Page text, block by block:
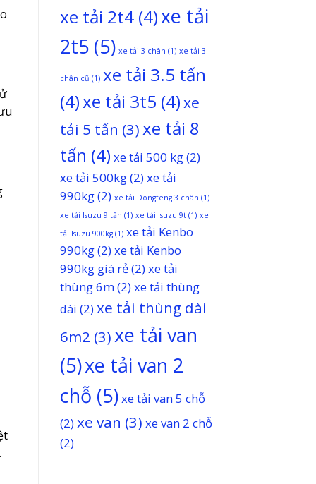
xe tải 2t4(4)xe tải
2t5(5) xe tải 3 chân (1) xe tải 3
chân cũ (1) xe tải 3.5 tấn
(4)xe tải 3t5 (4)xe
tải 5 tấn (3)xe tải 8
tấn (4) xe tải 500 kg(2)
xe tải 500kg(2) xe tải
990kg(2) xe tải Dongfeng 3 chân (1)
xe tải Isuzu 9 tấn (1) xe tải Isuzu 9t(1) xe
tải Isuzu 900kg(1) xe tải Kenbo
990kg(2) xe tải Kenbo
990kg giá rẻ(2) xe tải
thùng 6m(2) xe tải thùng
dài (2) xe tải thùng dài
6m2 (3)xe tải van
(5)xe tải van 2
chỗ (5)xe tải van 5 chỗ
(2) xe van (3) xe van 2 chỗ
(2)